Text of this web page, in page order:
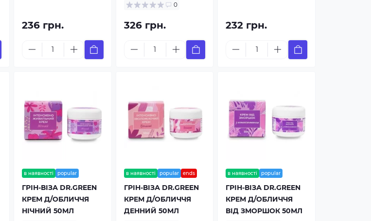
236 грн.
0
326 грн. 232 грн.
в наявності popular
ГРІН-ВІЗА DR.GREEN
КРЕМ Д/ОБЛИЧЧЯ
НІЧНИЙ 50МЛ
в наявності popular ends
ГРІН-ВІЗА DR.GREEN
КРЕМ Д/ОБЛИЧЧЯ
ДЕННИЙ 50МЛ
в наявності popular
ГРІН-ВІЗА DR.GREEN
КРЕМ Д/ОБЛИЧЧЯ
ВІД ЗМОРШОК 50МЛ